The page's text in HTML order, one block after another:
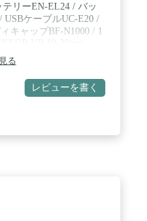
リーEN-EL24 / バッ
ケーブルUC-E20 /
キャップBF-N1000 / 1
る
レビューを書く